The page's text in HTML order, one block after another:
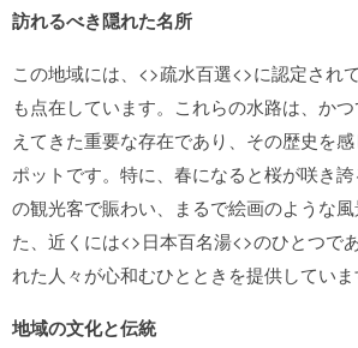
訪れるべき隠れた名所
この地域には、<>疏水百選<>に認定され
も点在しています。これらの水路は、か
えてきた重要な存在であり、その歴史を
ポットです。特に、春になると桜が咲き
の観光客で賑わい、まるで絵画のような
た、近くには<>日本百名湯<>のひとつで
れた人々が心和むひとときを提供していま
地域の文化と伝統